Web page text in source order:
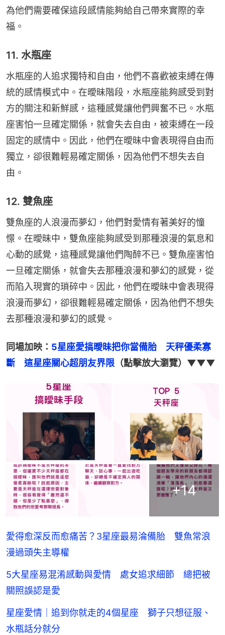
為他們需要確保這段感情能夠給自己帶來實際的幸
福。
11. 水瓶座
水瓶座的人追求獨特和自由，他們不喜歡被束縛在傳
統的感情模式中。在曖昧階段，水瓶座能夠感受到對
方的關注和新鮮感，這種感覺讓他們興奮不已。水瓶
座害怕一旦確定關係，就會失去自由，被束縛在一段
固定的感情中。因此，他們在曖昧中會表現得自由而
獨立，卻很難輕易確定關係，因為他們不想失去自
由。
12. 雙魚座
雙魚座的人浪漫而夢幻，他們對愛情有著美好的憧
憬。在曖昧中，雙魚座能夠感受到那種浪漫的氣息和
心動的感覺，這種感覺讓他們陶醉不已。雙魚座害怕
一旦確定關係，就會失去那種浪漫和夢幻的感覺，從
而陷入現實的瑣碎中。因此，他們在曖昧中會表現得
浪漫而夢幻，卻很難輕易確定關係，因為他們不想失
去那種浪漫和夢幻的感覺。
同場加映： 5星座愛搞曖昧把你當備胎　天秤優柔寡
斷　這星座關心超朋友界限 （點擊放大瀏覽）▼▼▼
+14
愛得愈深反而愈痛苦？3星座最易淪備胎 雙魚常浪
漫過頭失主導權
5大星座易混淆感動與愛情 處女追求細節 總把被
關照誤認是愛
星座愛情｜追到你就走的4個星座 獅子只想征服、
水瓶話分就分